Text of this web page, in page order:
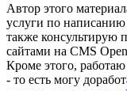
Автор этого
услуги по
также консультирую
сайтами на CMS
Кроме этого,
- то есть могу